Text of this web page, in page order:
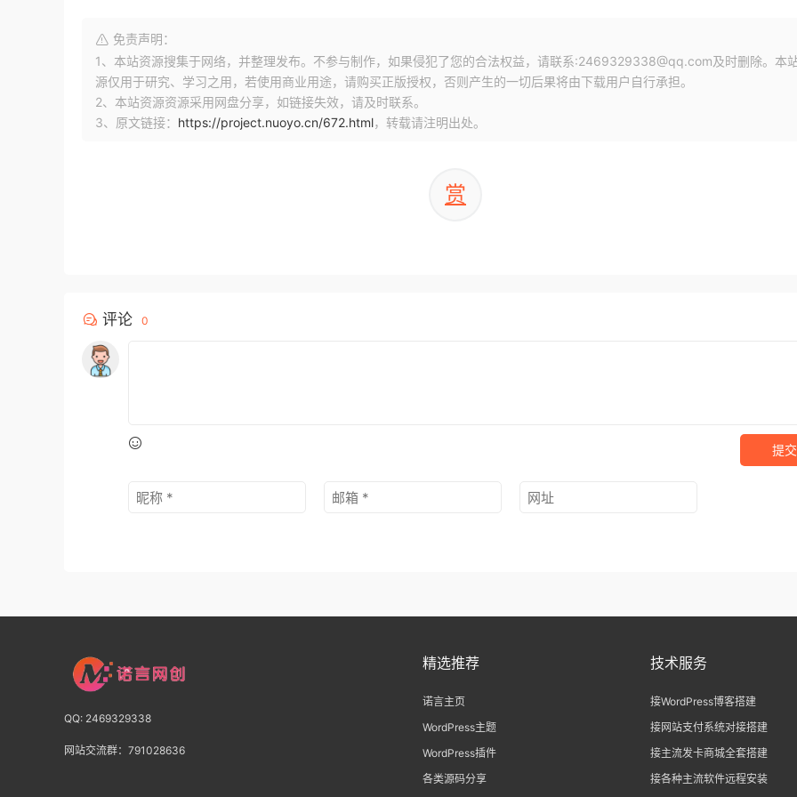
免责声明：
1、本站资源搜集于网络，并整理发布。不参与制作，如果侵犯了您的合法权益，请联系:2469329338@qq.com及时删除。本
源仅用于研究、学习之用，若使用商业用途，请购买正版授权，否则产生的一切后果将由下载用户自行承担。
2、本站资源资源采用网盘分享，如链接失效，请及时联系。
3、原文链接： https://project.nuoyo.cn/672.html，转载请注明出处。
赏
评论 0
提交
QQ: 2469329338
网站交流群：791028636
精选推荐
诺言主页
WordPress主题
WordPress插件
各类源码分享
技术服务
接WordPress博客搭建
接网站支付系统对接搭建
接主流发卡商城全套搭建
接各种主流软件远程安装